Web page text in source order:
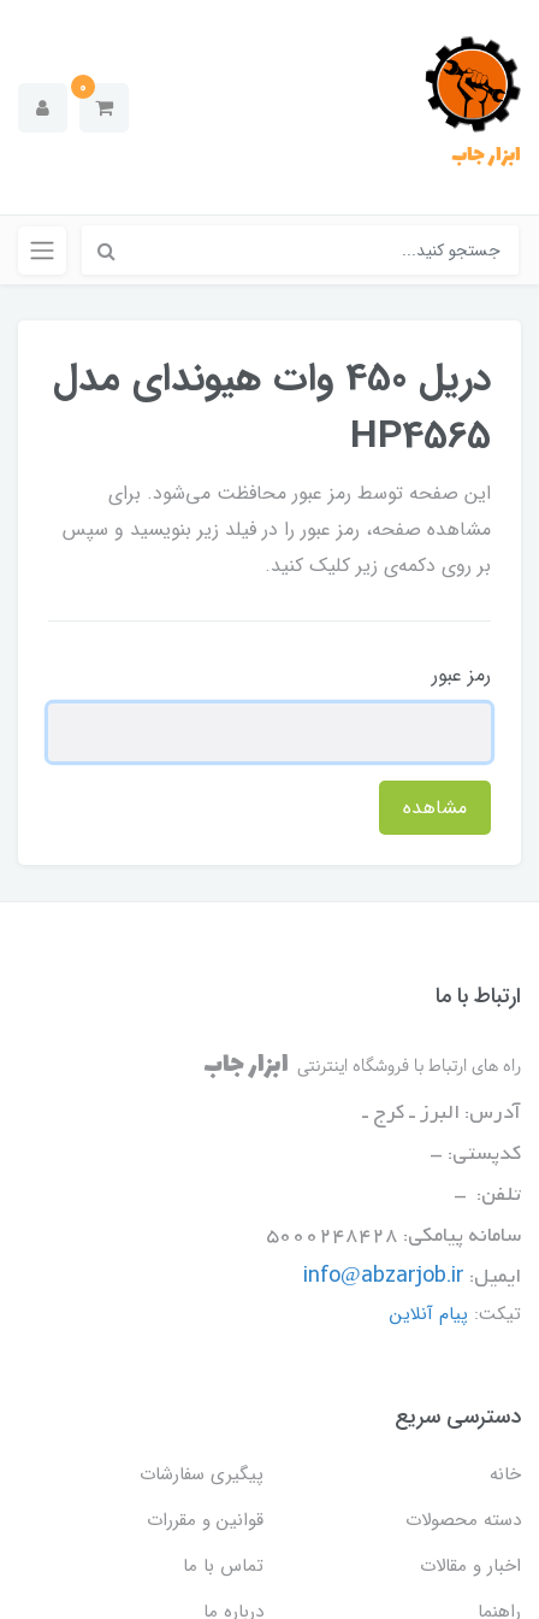
ابزار جاب
0
دریل 450 وات هیوندای مدل
HP4565
این صفحه توسط رمز عبور محافظت می‌شود. برای
مشاهده صفحه، رمز عبور را در فیلد زیر بنویسید و سپس
بر روی دکمه‌ی زیر کلیک کنید.
رمز عبور
مشاهده
ارتباط با ما
راه های ارتباط با فروشگاه اینترنتی ابزار جاب
آدرس: البرز ـ کرج ـ
کدپستی: -
تلفن: -
سامانه پیامکی: 5000248428
ایمیل: info@abzarjob.ir
تیکت: پیام آنلاین
دسترسی سریع
خانه
پیگیری سفارشات
دسته محصولات
قوانین و مقررات
اخبار و مقالات
تماس با ما
راهنما
درباره ما